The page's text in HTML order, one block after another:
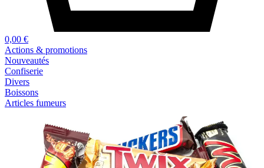
0,00 €
Actions & promotions
Nouveautés
Confiserie
Divers
Boissons
Articles fumeurs